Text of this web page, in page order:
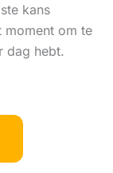
kans
moment om te
dag hebt.